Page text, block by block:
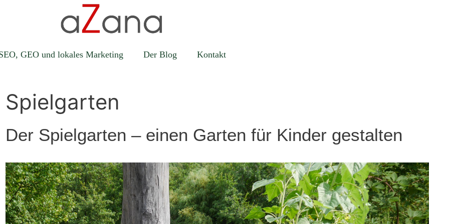
GEO und lokales Marketing Der Blog Kontakt
Spielgarten
Der Spielgarten – einen Garten für Kinder gestalten